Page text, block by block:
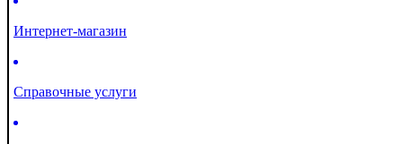
Интернет-магазин
Справочные услуги